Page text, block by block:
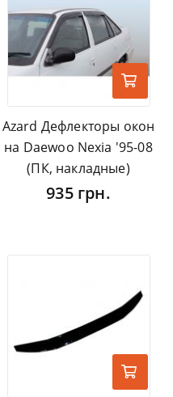
Azard Дефлекторы окон
на Daewoo Nexia '95-08
(ПК, накладные)
935 грн.